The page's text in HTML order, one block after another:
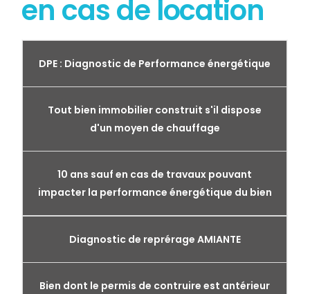
en cas de location
DPE : Diagnostic de Performance énergétique
Tout bien immobilier construit s'il dispose
d'un moyen de chauffage
10 ans sauf en cas de travaux pouvant
impacter la performance énergétique du bien
Diagnostic de reprérage AMIANTE
Bien dont le permis de contruire est antérieur